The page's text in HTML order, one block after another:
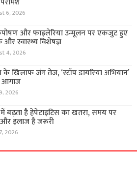
6, 2026
और फाइलेरिया उन्मूलन पर एकजुट हुए
और स्वास्थ्य विशेषज्ञ
4, 2026
के खिलाफ जंग तेज, ‘स्टॉप डायरिया अभियान’
2026
बढ़ता है हेपेटाइटिस का खतरा, समय पर
इलाज है जरूरी
2026